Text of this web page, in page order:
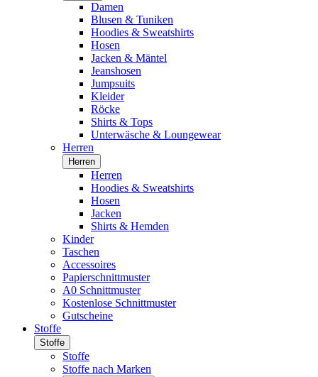
Damen
Blusen & Tuniken
Hoodies & Sweatshirts
Hosen
Jacken & Mäntel
Jeanshosen
Jumpsuits
Kleider
Röcke
Shirts & Tops
Unterwäsche & Loungewear
Herren
Herren
Herren
Hoodies & Sweatshirts
Hosen
Jacken
Shirts & Hemden
Kinder
Taschen
Accessoires
Papierschnittmuster
A0 Schnittmuster
Kostenlose Schnittmuster
Gutscheine
Stoffe
Stoffe
Stoffe
Stoffe nach Marken